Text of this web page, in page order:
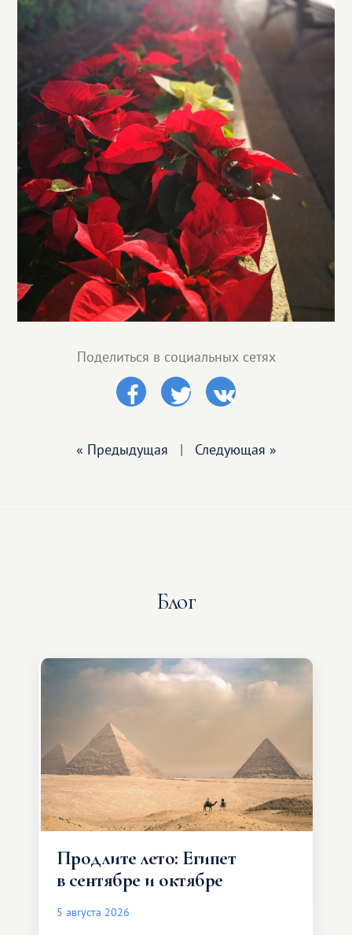
Поделиться в социальных сетях
« Предыдущая | Следующая »
Блог
Продлите лето: Египет
в сентябре и октябре
5 августа 2026